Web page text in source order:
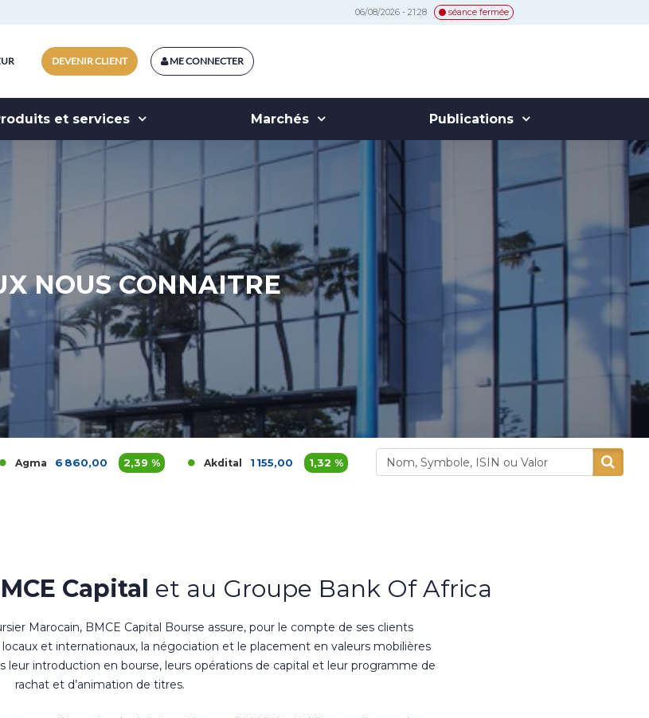
06/08/2026 - 21:28 séance fermée
ME CONNECTER
DEVENIR CLIENT
et services Marchés Publications
NOUS CONNAITRE
2,39 % Akdital 1 155,00 1,32 % Alliances 380,00 0,8 % Aluminium Maroc 1 780,00
Capital et au Groupe Bank Of Africa
Marocain, BMCE Capital Bourse assure, pour le compte de ses clients
et internationaux, la négociation et le placement en valeurs mobilières
introduction en bourse, leurs opérations de capital et leur programme de
rachat et d’animation de titres.